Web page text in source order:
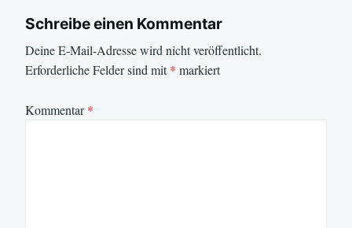
Schreibe einen Kommentar
Deine E-Mail-Adresse wird nicht veröffentlicht.
Erforderliche Felder sind mit* markiert
Kommentar*